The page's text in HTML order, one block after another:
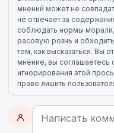
мнений может не
не отвечает за
соблюдать нормы
расовую рознь и
тем, как высказаться. Вы
мнение, вы соглашаетесь
игнорирования этой
право лишить